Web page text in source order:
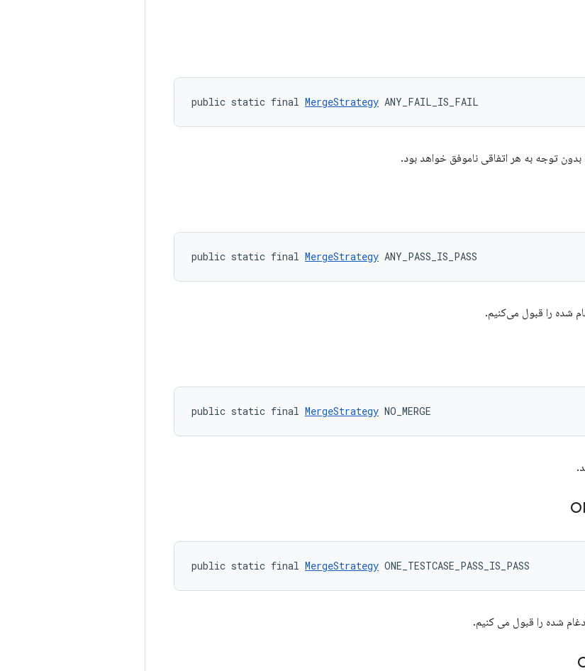
public static final MergeStrategy ANY_FAIL_IS_FAIL
توجه به هر اتفاقی ناموفق خواهد بود.
public static final MergeStrategy ANY_PASS_IS_PASS
شده را قبول می‌کنیم.
public static final MergeStrategy NO_MERGE
public static final MergeStrategy ONE_TESTCASE_PASS_IS_PASS
شده را قبول می کنیم.